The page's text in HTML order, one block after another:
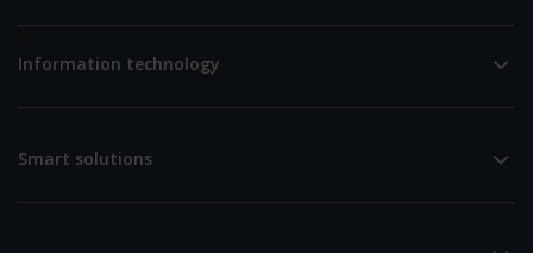
Information technology
Smart solutions